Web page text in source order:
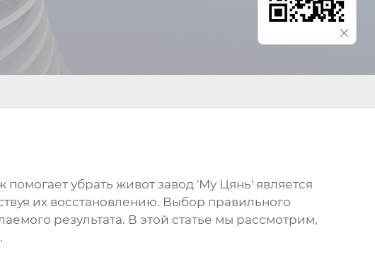
помогает убрать живот завод'Му Цянь' является
их восстановлению. Выбор правильного
результата. В этой статье мы рассмотрим,